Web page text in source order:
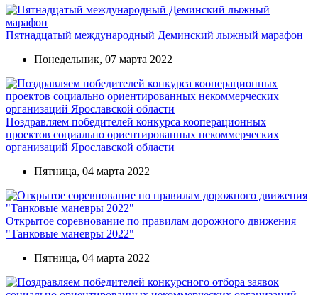
Пятнадцатый международный Деминский лыжный марафон
Понедельник, 07 марта 2022
Поздравляем победителей конкурса кооперационных
проектов социально ориентированных некоммерческих
организаций Ярославской области
Пятница, 04 марта 2022
Открытое соревнование по правилам дорожного движения
"Танковые маневры 2022"
Пятница, 04 марта 2022